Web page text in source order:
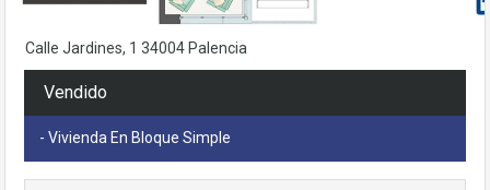
Calle Jardines, 1 34004 Palencia
Vendido
- Vivienda En Bloque Simple
base a cómo
se usa la web.
Para que
funcione lo
mejor posible